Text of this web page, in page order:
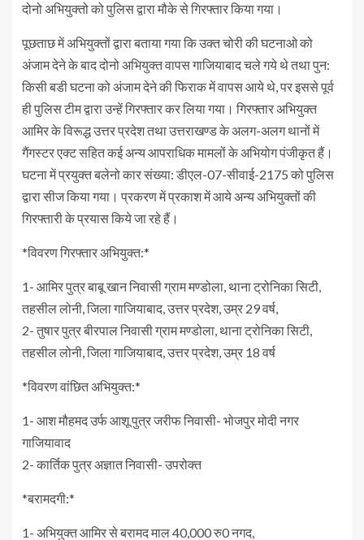
दोनो अभियुक्तो को पुलिस द्वारा मौके से गिरफ्तार किया गया।
पूछताछ में अभियुक्तों द्वारा बताया गया कि उक्त चोरी की घटनाओ को
अंजाम देने के बाद दोनो अभियुक्त वापस गाजियाबाद चले गये थे तथा पुन:
किसी बडी घटना को अंजाम देने की फिराक में वापस आये थे, पर इससे पूर्व
ही पुलिस टीम द्वारा उन्हें गिरफ्तार कर लिया गया। गिरफ्तार अभियुक्त
आमिर के विरूद्ध उत्तर प्रदेश तथा उत्तराखण्ड के अलग-अलग थानों में
गैंगस्टर एक्ट सहित कई अन्य आपराधिक मामलों के अभियोग पंजीकृत हैं।
घटना में प्रयुक्त बलेनो कार संख्या: डीएल-07-सीवाई-2175 को पुलिस
द्वारा सीज किया गया। प्रकरण में प्रकाश में आये अन्य अभियुक्तों की
गिरफ्तारी के प्रयास किये जा रहे हैं।
*विवरण गिरफ्तार अभियुक्त:*
1- आमिर पुत्र बाबू खान निवासी ग्राम मण्डोला, थाना ट्रोनिका सिटी,
तहसील लोनी, जिला गाजियाबाद, उत्तर प्रदेश, उम्र 29 वर्ष,
2- तुषार पुत्र बीरपाल निवासी ग्राम मण्डोला, थाना ट्रोनिका सिटी,
तहसील लोनी, जिला गाजियाबाद, उत्तर प्रदेश, उम्र 18 वर्ष
*विवरण वांछित अभियुक्त:*
1- आश मौहमद उर्फ आशू पुत्र जरीफ निवासी- भोजपुर मोदी नगर
गाजियावाद
2- कार्तिक पुत्र अज्ञात निवासी- उपरोक्त
*बरामदगी:*
1- अभियुक्त आमिर से बरामद माल 40,000 रु0 नगद,